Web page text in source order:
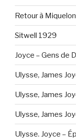
Retour à Miquelon
Sitwell 1929
Joyce – Gens de
Ulysse, James
Ulysse, James
Ulysse, James
Ulysse. Joyce –